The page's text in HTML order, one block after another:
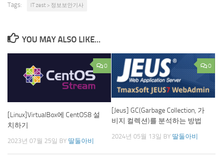
Tags: IT zest > 정보보안기사
YOU MAY ALSO LIKE...
0
[Linux]VirtualBox에 CentOS8 설
치하기
2023년 07월 25일 BY 딸둘아비
0
[Jeus] GC(Garbage Collection, 가
비지 컬렉션)를 분석하는 방법
2024년 05월 13일 BY 딸둘아비